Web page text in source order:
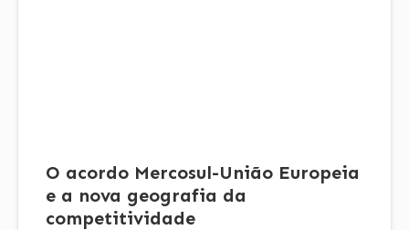
O acordo Mercosul-União Europeia
e a nova geografia da
competitividade